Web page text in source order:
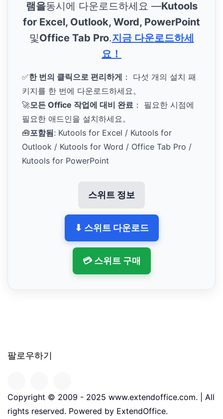
램을동시에 다운로드하세요 —Kutools
for Excel, Outlook, Word, PowerPoint
및Office Tab Pro.지금 다운로드하세
요！
✅한 번의 클릭으로 편리하게 ： 다섯 개의 설치 패
키지를 한 번에 다운로드하세요。
🚀모든 Office 작업에 대비 완료 ： 필요한 시점에
필요한 애드인을 설치하세요。
🧰포함됨: Kutools for Excel / Kutools for
Outlook / Kutools for Word / Office Tab Pro /
Kutools for PowerPoint
스위트 정보
⬇ 스위트 다운로드
💳 스위트 구매
팔로우하기
Copyright © 2009 - 2025 www.extendoffice.com. | All
rights reserved. Powered by ExtendOffice.